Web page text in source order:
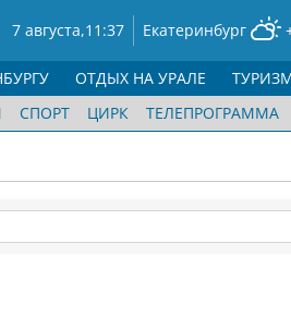
7 августа,11:37 Екатеринбург
СПОРТ ЦИРК ТЕЛЕПРОГРАММА
ОТДЫХ НА УРАЛЕ